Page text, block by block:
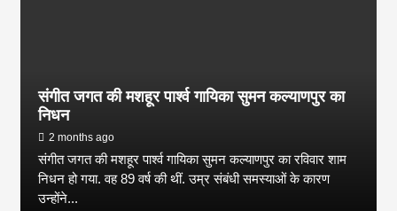
संगीत जगत की मशहूर पार्श्व गायिका सुमन कल्याणपुर का
निधन
2 months ago
संगीत जगत की मशहूर पार्श्व गायिका सुमन कल्याणपुर का रविवार शाम
निधन हो गया. वह 89 वर्ष की थीं. उम्र संबंधी समस्याओं के कारण
उन्होंने...